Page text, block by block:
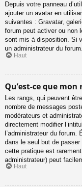
Depuis votre panneau
ajouter un avatar en
suivantes : Gravatar,
forum peut activer ou non
sont mis à disposition. Si
un administrateur du forum.
Haut
Qu’est-ce que
Les rangs, qui peuvent
nombre de messages
modérateurs et
directement modifier
l’administrateur du
dans le seul but de passer
cette pratique est
administrateur) peut
Haut